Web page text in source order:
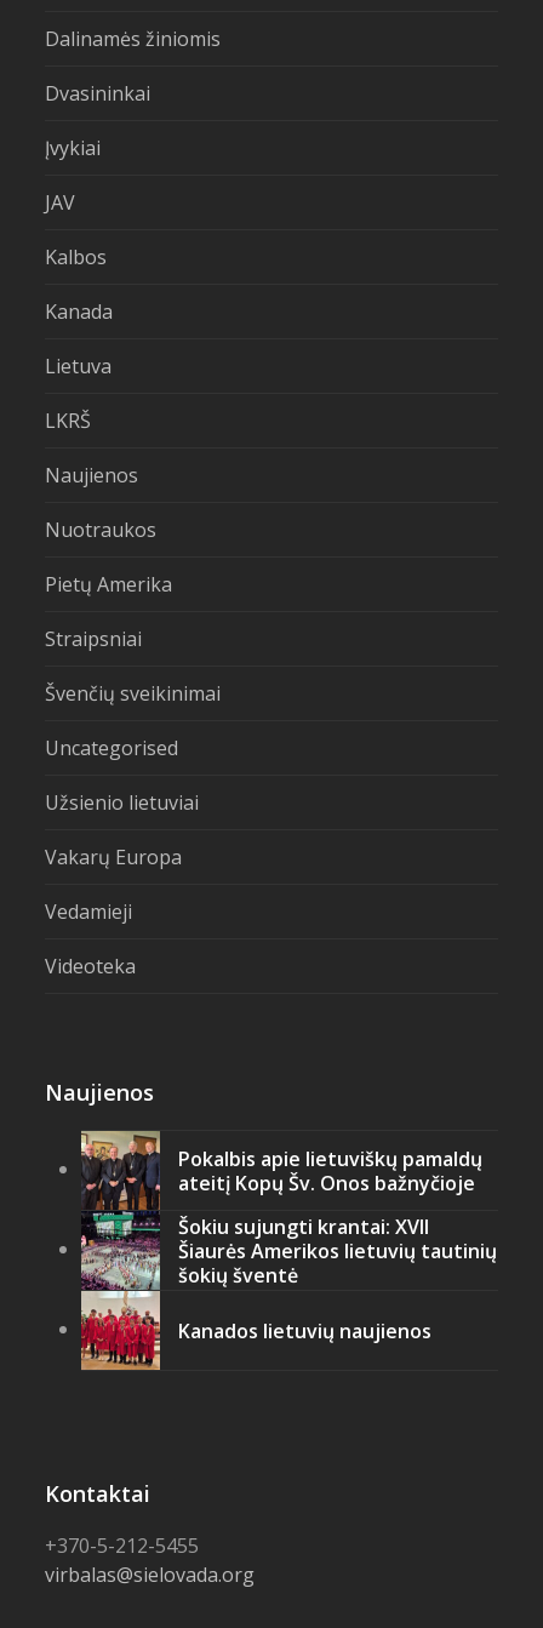
Dalinamės žiniomis
Dvasininkai
Įvykiai
JAV
Kalbos
Kanada
Lietuva
LKRŠ
Naujienos
Nuotraukos
Pietų Amerika
Straipsniai
Švenčių sveikinimai
Uncategorised
Užsienio lietuviai
Vakarų Europa
Vedamieji
Videoteka
Naujienos
Pokalbis apie lietuviškų pamaldų
ateitį Kopų Šv. Onos bažnyčioje
Šokiu sujungti krantai: XVII
Šiaurės Amerikos lietuvių tautinių
šokių šventė
Kanados lietuvių naujienos
Kontaktai
+370-5-212-5455
virbalas@sielovada.org